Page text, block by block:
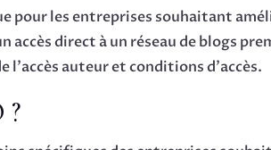
pour les entreprises souhaitant
accès direct à un réseau de blogs
auteur et conditions d’accès.
?